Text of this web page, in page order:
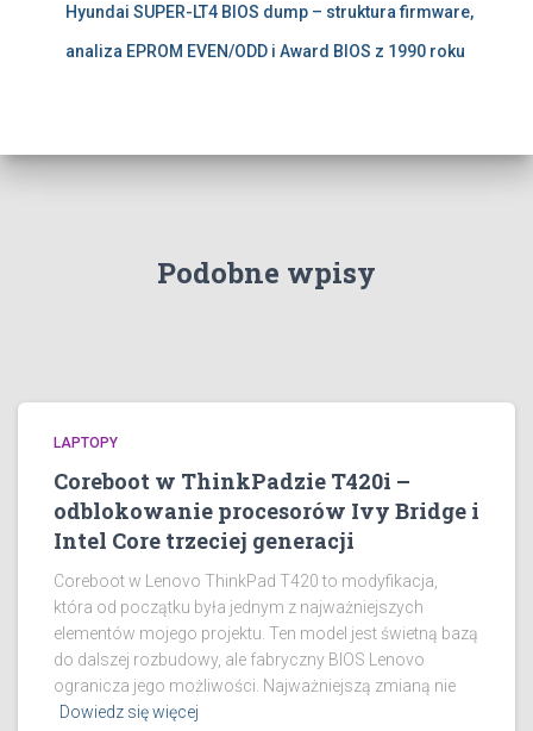
Hyundai SUPER-LT4 BIOS dump – struktura firmware,
analiza EPROM EVEN/ODD i Award BIOS z 1990 roku
Podobne wpisy
LAPTOPY
Coreboot w ThinkPadzie T420i –
odblokowanie procesorów Ivy Bridge i
Intel Core trzeciej generacji
Coreboot w Lenovo ThinkPad T420 to modyfikacja,
która od początku była jednym z najważniejszych
elementów mojego projektu. Ten model jest świetną bazą
do dalszej rozbudowy, ale fabryczny BIOS Lenovo
ogranicza jego możliwości. Najważniejszą zmianą nie
Dowiedz się więcej